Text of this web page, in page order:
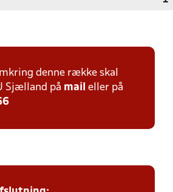
denne række skal
Sjælland på mail eller på